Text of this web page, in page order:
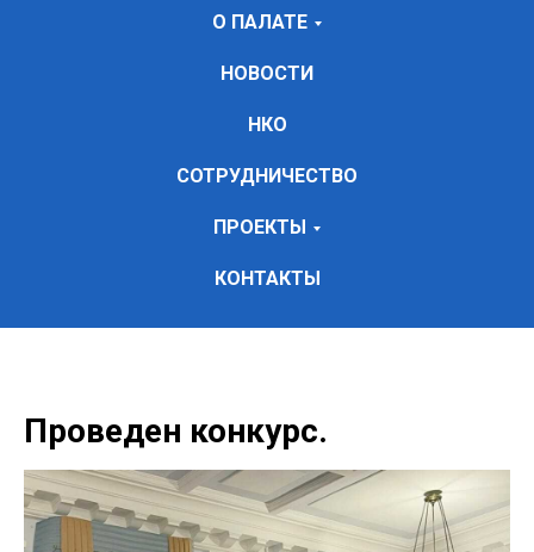
О ПАЛАТЕ
НОВОСТИ
НКО
СОТРУДНИЧЕСТВО
ПРОЕКТЫ
КОНТАКТЫ
Проведен конкурс.